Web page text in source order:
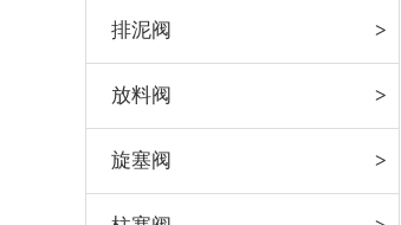
排泥阀
放料阀
旋塞阀